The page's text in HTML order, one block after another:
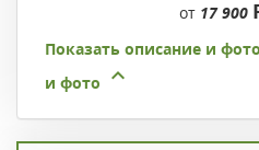
от 17 900
Показать описание и фото
и фото